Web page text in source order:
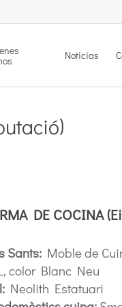
Noticias
DE COCINA
Sants: Moble de
color Blanc Neu
Neolith Estatuari